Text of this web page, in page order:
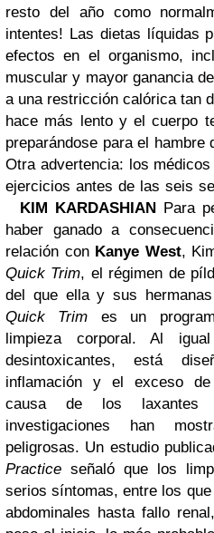
resto del año como
intentes! Las dietas líquidas
efectos en el organismo,
muscular y mayor ganancia
a una restricción calórica tan
hace más lento y el cuerpo
preparándose para el hambre
Otra advertencia: los
ejercicios antes de las seis
KIM KARDASHIAN Para
haber ganado a
relación con Kanye West,
Quick Trim, el régimen de
del que ella y sus
Quick Trim es un
limpieza corporal. Al
desintoxicantes, está
inflamación y el exceso
causa de los
investigaciones han
peligrosas. Un estudio
Practice señaló que los
serios síntomas, entre los
abdominales hasta fallo